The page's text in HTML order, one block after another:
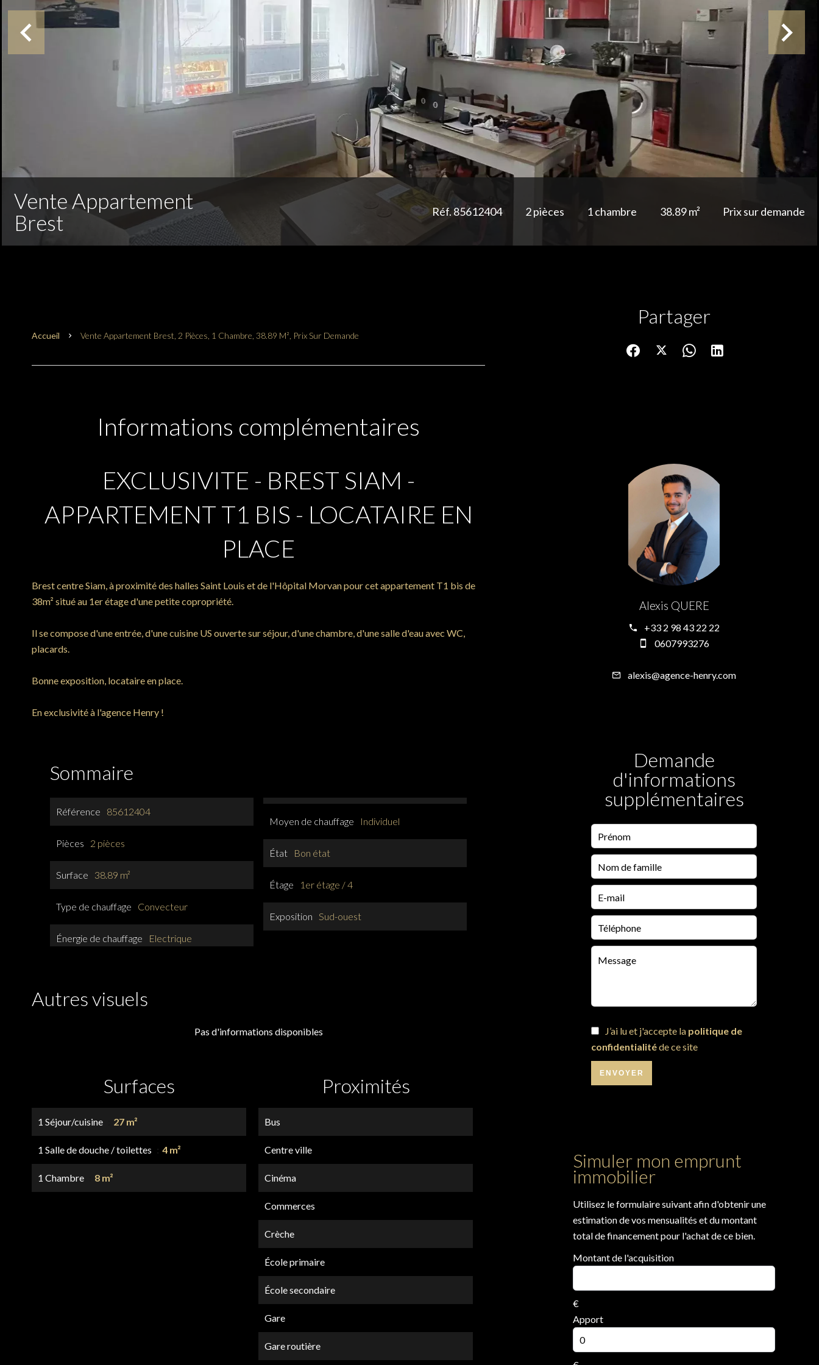
Vente Appartement
Brest
Réf. 85612404 2 pièces 1 chambre 38.89 m² Prix sur demande
Accueil Vente Appartement Brest, 2 Pièces, 1 Chambre, 38.89 M², Prix Sur Demande
Informations complémentaires
EXCLUSIVITE - BREST SIAM -
APPARTEMENT T1 BIS - LOCATAIRE EN
PLACE
Brest centre Siam, à proximité des halles Saint Louis et de l'Hôpital Morvan pour cet appartement T1 bis de
38m² situé au 1er étage d'une petite copropriété.
Il se compose d'une entrée, d'une cuisine US ouverte sur séjour, d'une chambre, d'une salle d'eau avec WC,
placards.
Bonne exposition, locataire en place.
En exclusivité à l'agence Henry !
Sommaire
Référence 85612404
Pièces 2 pièces
Surface 38.89 m²
Type de chauffage Convecteur
Énergie de chauffage Electrique
Moyen de chauffage Individuel
État Bon état
Étage 1er étage / 4
Exposition Sud-ouest
Autres visuels
Pas d'informations disponibles
Surfaces
1 Séjour/cuisine 27 m²
1 Salle de douche / toilettes 4 m²
1 Chambre 8 m²
Proximités
Bus
Centre ville
Cinéma
Commerces
Crèche
École primaire
École secondaire
Gare
Gare routière
Partager
Alexis QUERE
+33 2 98 43 22 22
0607993276
alexis@agence-henry.com
Demande
d'informations
supplémentaires
J’ai lu et j'accepte la politique de
confidentialitéde ce site
ENVOYER
Simuler mon emprunt
immobilier
Utilisez le formulaire suivant afin d'obtenir une
estimation de vos mensualités et du montant
total de financement pour l'achat de ce bien.
Montant de l'acquisition
€
Apport